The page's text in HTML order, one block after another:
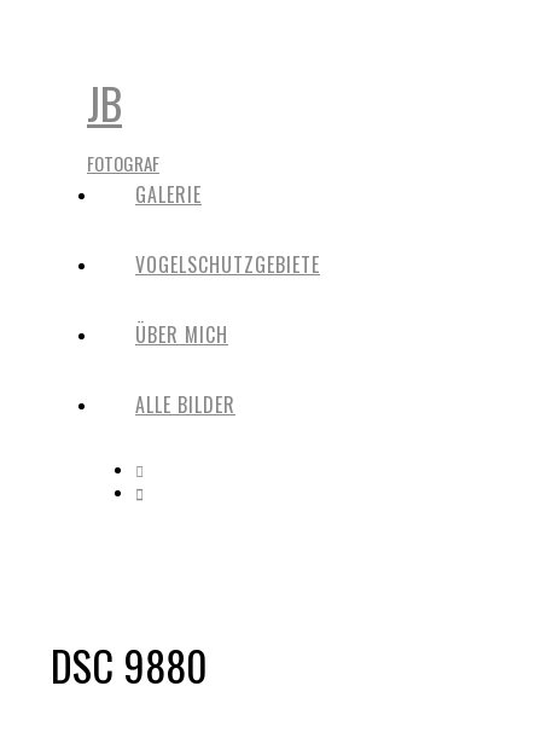
JB
FOTOGRAF
GALERIE
VOGELSCHUTZGEBIETE
ÜBER MICH
ALLE BILDER
DSC 9880